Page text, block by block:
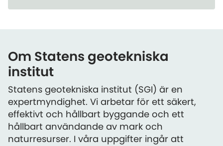
Om Statens geotekniska
institut
Statens geotekniska institut (SGI) är en
expertmyndighet. Vi arbetar för ett säkert,
effektivt och hållbart byggande och ett
hållbart användande av mark och
naturresurser. I våra uppgifter ingår att